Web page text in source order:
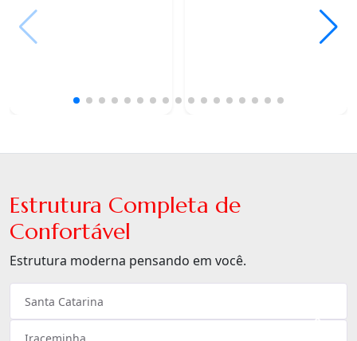
Estrutura Completa de
Confortável
Estrutura moderna pensando em você.
×
Santa Catarina